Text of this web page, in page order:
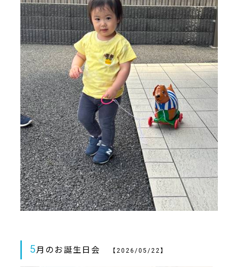
5 月のお誕生日会 【2026/05/22】